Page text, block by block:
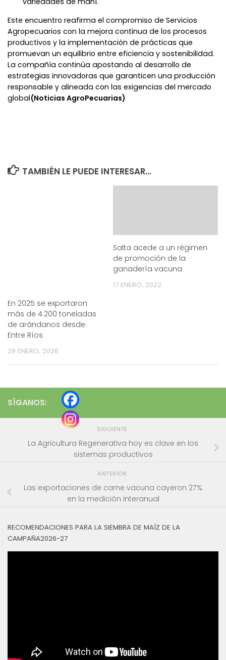
Este encuentro reafirma el compromiso de Servicios
Agropecuarios con la mejora continua de los procesos
productivos y la implementación de prácticas que
promuevan un equilibrio entre eficiencia y sostenibilidad.
La compañía continúa apostando al desarrollo de
estrategias innovadoras que garanticen una producción
responsable y alineada con las exigencias del mercado
global(Noticias AgroPecuarias)
TAMBIÉN LE PUEDE INTERESAR...
En 2025 se exportaron
más de 4.200 toneladas
de arándanos desde
Entre Ríos
29 ENERO, 2026
Salta acede a un régimen
de promoción de la
ganadería vacuna
17 ENERO, 2022
SÍGANOS:
SIGUIENTE
La Agricultura Regenerativa hoy es clave en los
sistemas productivos
ANTERIOR
Las exportaciones de carne vacuna cayeron 27%
en la medición interanual
RECOMENDACIONES PARA LA SIEMBRA DE MAÍZ DE LA
CAMPAÑA2026-27